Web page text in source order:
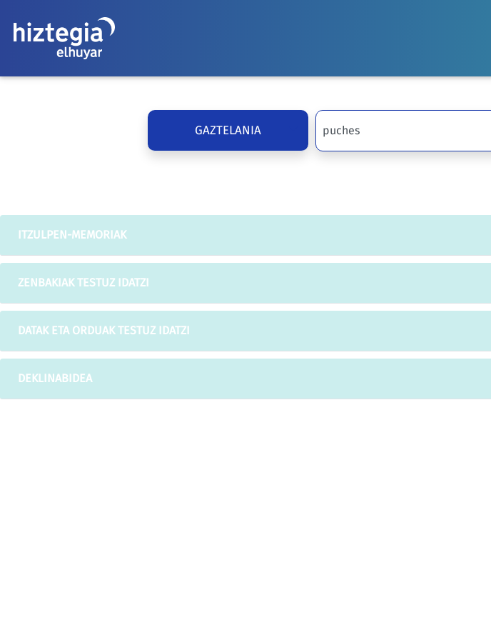
GAZTELANIA
ITZULPEN-MEMORIAK
ZENBAKIAK TESTUZ IDATZI
DATAK ETA ORDUAK TESTUZ IDATZI
DEKLINABIDEA